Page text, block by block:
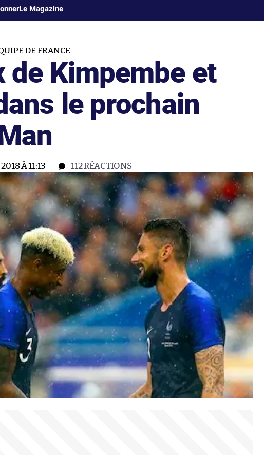
Le Magazine
DE FRANCE
de Kimpembe et
le prochain
À 11:13 112RÉACTIONS